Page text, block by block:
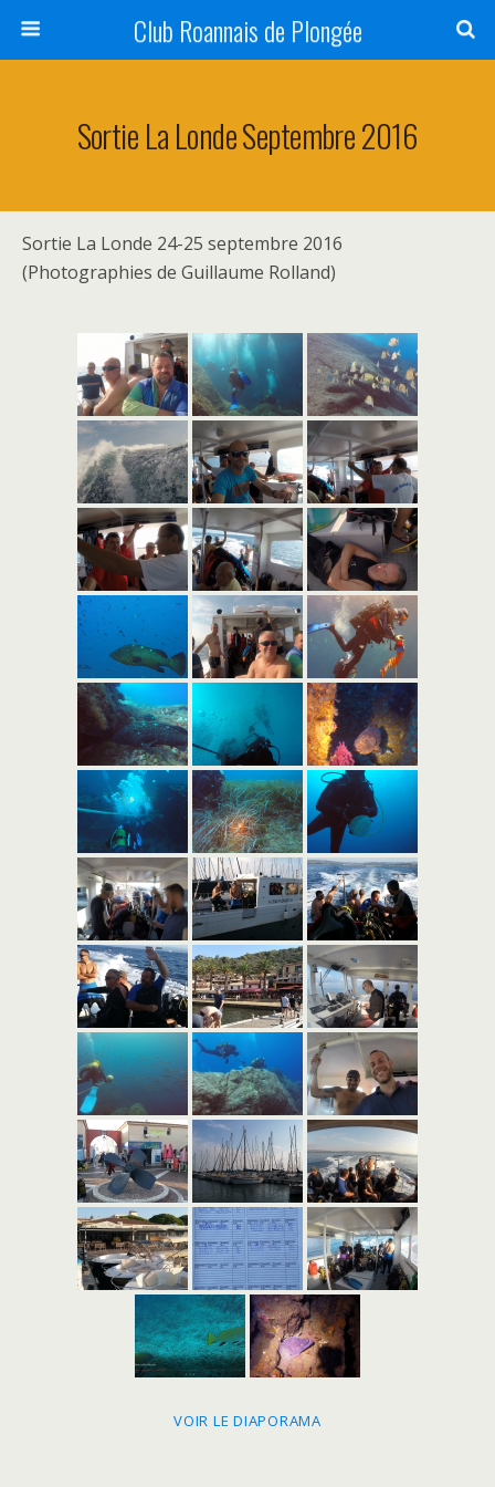
Club Roannais de Plongée
Sortie La Londe Septembre 2016
Sortie La Londe 24-25 septembre 2016
(Photographies de Guillaume Rolland)
VOIR LE DIAPORAMA